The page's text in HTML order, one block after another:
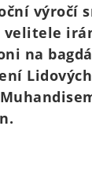
výročí
velitele
na